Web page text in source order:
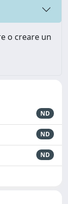
o creare un
ND
ND
ND